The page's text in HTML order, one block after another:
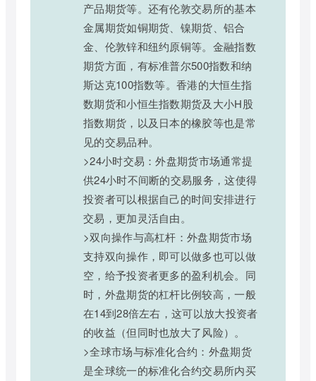
产品期货等。还有伦敦交易所的基本
金属期货如铜期货、镍期货、铝合
金、伦敦锌和纽约原铜等。金融指数
期货方面，有标准普尔500指数和纳
斯达克100指数等。香港的大恒生指
数期货和小恒生指数期货及大小H股
指数期货，以及日本的橡胶等也是常
见的交易品种。
>24小时交易：外盘期货市场通常提
供24小时不间断的交易服务，这使得
投资者可以根据自己的时间安排进行
交易，更加灵活自由。
>双向操作与高杠杆：外盘期货市场
支持双向操作，即可以做多也可以做
空，给予投资者更多的盈利机会。同
时，外盘期货的杠杆比例较高，一般
在14到28倍左右，这可以放大投资者
的收益（但同时也放大了风险）。
>全球市场与标准化合约：外盘期货
是全球统一的标准化合约交易所内买